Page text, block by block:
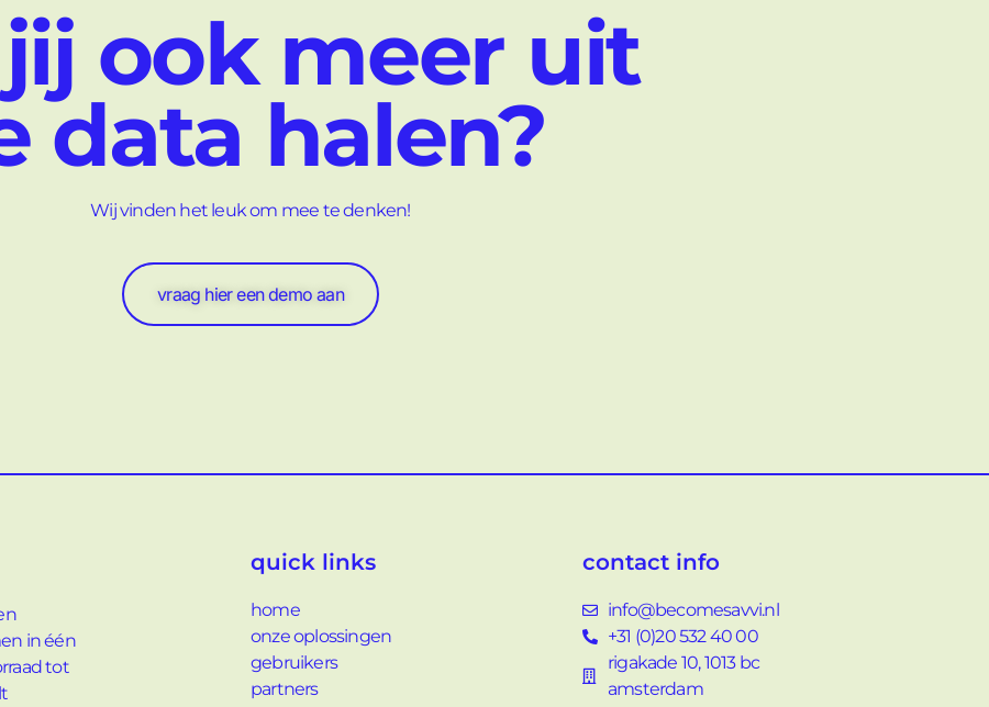
ook meer uit
data halen?
Wij vinden het leuk om mee te denken!
vraag hier een demo aan
in één
tot
quick links
home
onze oplossingen
gebruikers
partners
contact info
info@becomesavvi.nl
+31 (0)20 532 40 00
rigakade 10, 1013 bc
amsterdam